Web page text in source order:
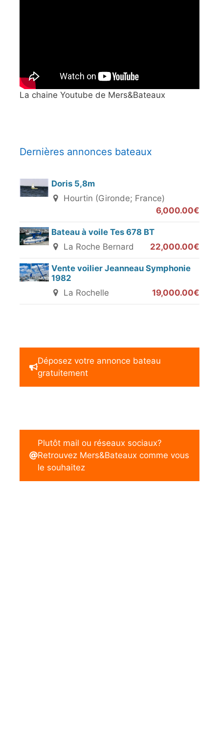
La chaine Youtube de Mers&Bateaux
Dernières annonces bateaux
Doris 5,8m
Hourtin (Gironde; France)
6,000.00€
Bateau à voile Tes 678 BT
La Roche Bernard
22,000.00€
Vente voilier Jeanneau Symphonie
1982
La Rochelle
19,000.00€
Déposez votre annonce bateau
gratuitement
Plutôt mail ou réseaux sociaux?
Retrouvez Mers&Bateaux comme vous
le souhaitez